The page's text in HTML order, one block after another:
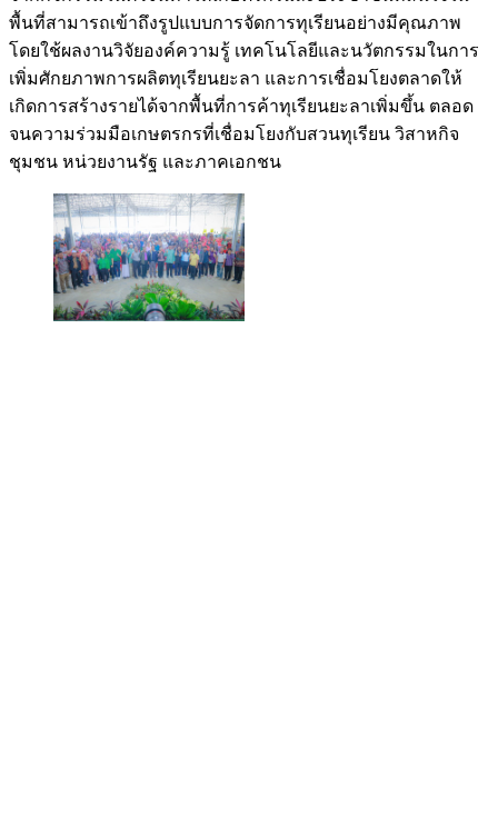
พื้นที่สามารถเข้าถึงรูปแบบการจัดการทุเรียนอย่างมีคุณภาพ
โดยใช้ผลงานวิจัยองค์ความรู้ เทคโนโลยีและนวัตกรรมในการ
เพิ่มศักยภาพการผลิตทุเรียนยะลา และการเชื่อมโยงตลาดให้
เกิดการสร้างรายได้จากพื้นที่การค้าทุเรียนยะลาเพิ่มขึ้น ตลอด
จนความร่วมมือเกษตรกรที่เชื่อมโยงกับสวนทุเรียน วิสาหกิจ
ชุมชน หน่วยงานรัฐ และภาคเอกชน